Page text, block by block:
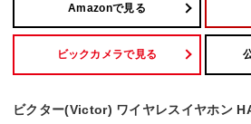
Amazonで見る
ビックカメラで見る
ビクター(Victor) ワイヤレスイヤホン